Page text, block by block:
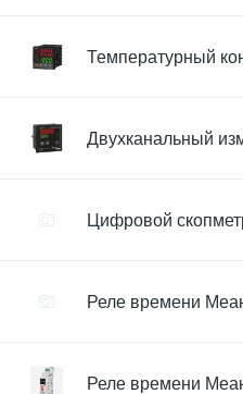
Температурный
Двухканальный
Цифровой
Реле времени
Реле времени